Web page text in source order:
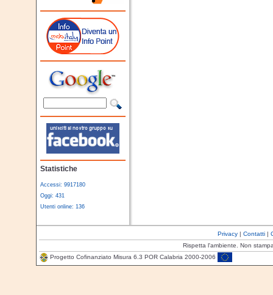
Statistiche
Accessi: 9917180
Oggi: 431
Utenti online: 136
Privacy| Contatti|
Rispetta l'ambiente. Non
Progetto Cofinanziato Misura 6.3 POR Calabria 2000-2006